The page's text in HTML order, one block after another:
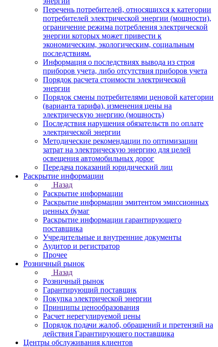
Перечень потребителей, относящихся к категории
потребителей электрической энергии (мощности),
ограничение режима потребления электрической
энергии которых может привести к
экономическим, экологическим, социальным
последствиям.
Информация о последствиях вывода из строя
приборов учета, либо отсутствия приборов учета
Порядок расчета стоимости электрической
энергии
Порядок смены потребителями ценовой категории
(варианта тарифа), изменения цены на
электрическую энергию (мощность)
Последствия нарушения обязательств по оплате
электрической энергии
Методические рекомендации по оптимизации
затрат на электрическую энергию для целей
освещения автомобильных дорог
Передача показаний юридический лиц
Раскрытие информации
Назад
Раскрытие информации
Раскрытие информации эмитентом эмиссионных
ценных бумаг
Раскрытие информации гарантирующего
поставщика
Учредительные и внутренние документы
Аудитор и регистратор
Прочее
Розничный рынок
Назад
Розничный рынок
Гарантирующий поставщик
Покупка электрической энергии
Принципы ценообразования
Расчет нерегулируемой цены
Порядок подачи жалоб, обращений и претензий на
действия Гарантирующего поставщика
Центры обслуживания клиентов